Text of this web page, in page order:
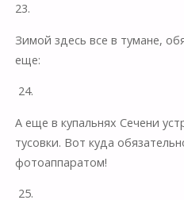
23.
Зимой здесь все в тумане,
еще:
24.
А еще в купальнях Сечени
тусовки. Вот куда
фотоаппаратом!
25.